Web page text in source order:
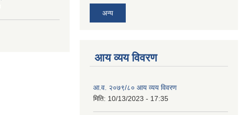
अन्य
आय व्यय विवरण
आ.व. २०७९/८० आय व्यय विवरण
मिति: 10/13/2023 - 17:35